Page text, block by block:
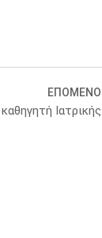
ΕΠΟΜΕΝΟ
Ιατρικής